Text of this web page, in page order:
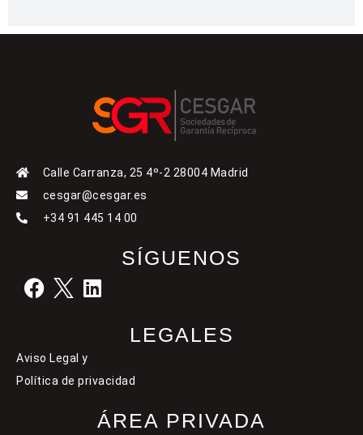
Calle Carranza, 25 4º-2 28004 Madrid
cesgar@cesgar.es
+34 91 445 14 00
SÍGUENOS
LEGALES
Aviso Legal y
Política de privacidad
ÁREA PRIVADA